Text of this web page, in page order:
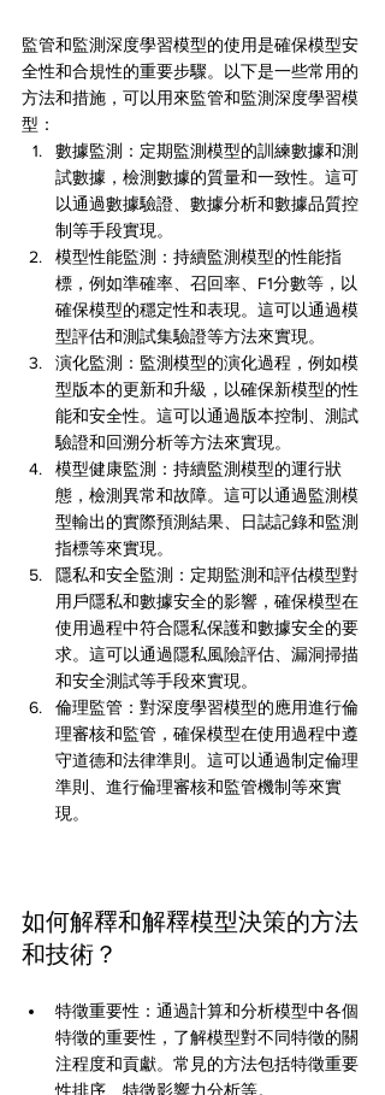
監管和監測深度學習模型的使用是確保模型安
全性和合規性的重要步驟。以下是一些常用的
方法和措施，可以用來監管和監測深度學習模
型：
數據監測：定期監測模型的訓練數據和測
試數據，檢測數據的質量和一致性。這可
以通過數據驗證、數據分析和數據品質控
制等手段實現。
模型性能監測：持續監測模型的性能指
標，例如準確率、召回率、F1分數等，以
確保模型的穩定性和表現。這可以通過模
型評估和測試集驗證等方法來實現。
演化監測：監測模型的演化過程，例如模
型版本的更新和升級，以確保新模型的性
能和安全性。這可以通過版本控制、測試
驗證和回溯分析等方法來實現。
模型健康監測：持續監測模型的運行狀
態，檢測異常和故障。這可以通過監測模
型輸出的實際預測結果、日誌記錄和監測
指標等來實現。
隱私和安全監測：定期監測和評估模型對
用戶隱私和數據安全的影響，確保模型在
使用過程中符合隱私保護和數據安全的要
求。這可以通過隱私風險評估、漏洞掃描
和安全測試等手段來實現。
倫理監管：對深度學習模型的應用進行倫
理審核和監管，確保模型在使用過程中遵
守道德和法律準則。這可以通過制定倫理
準則、進行倫理審核和監管機制等來實
現。
如何解釋和解釋模型決策的方法
和技術？
特徵重要性：通過計算和分析模型中各個
特徵的重要性，了解模型對不同特徵的關
注程度和貢獻。常見的方法包括特徵重要
性排序、特徵影響力分析等。